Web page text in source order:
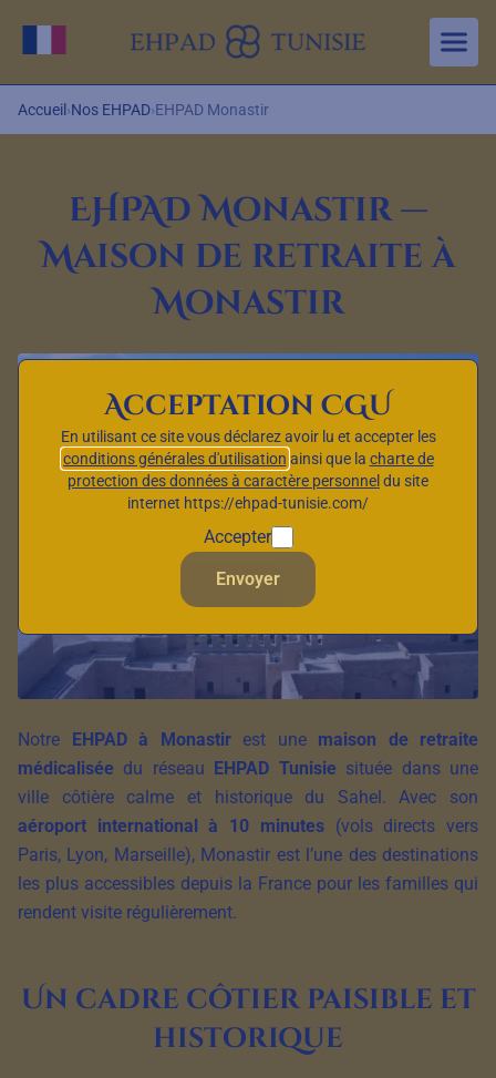
Aller au contenu principal
Changer de langue
Accueil ›Nos EHPAD›EHPAD Monastir
EHPAD Monastir —
Maison de retraite à
Monastir
Notre EHPAD à Monastirest une maison de retraite
médicalisée du réseau EHPAD Tunisie située dans une
ville côtière calme et historique du Sahel. Avec son
aéroport international à 10 minutes(vols directs vers
Paris, Lyon, Marseille), Monastir est l’une des destinations
les plus accessibles depuis la France pour les familles qui
rendent visite régulièrement.
Un cadre côtier paisible et
historique
Acceptation CGU
En utilisant ce site vous déclarez avoir lu et accepter les
conditions générales d'utilisation ainsi que la charte de
protection des données à caractère personneldu site
internet https://ehpad-tunisie.com/
Accepter
Envoyer